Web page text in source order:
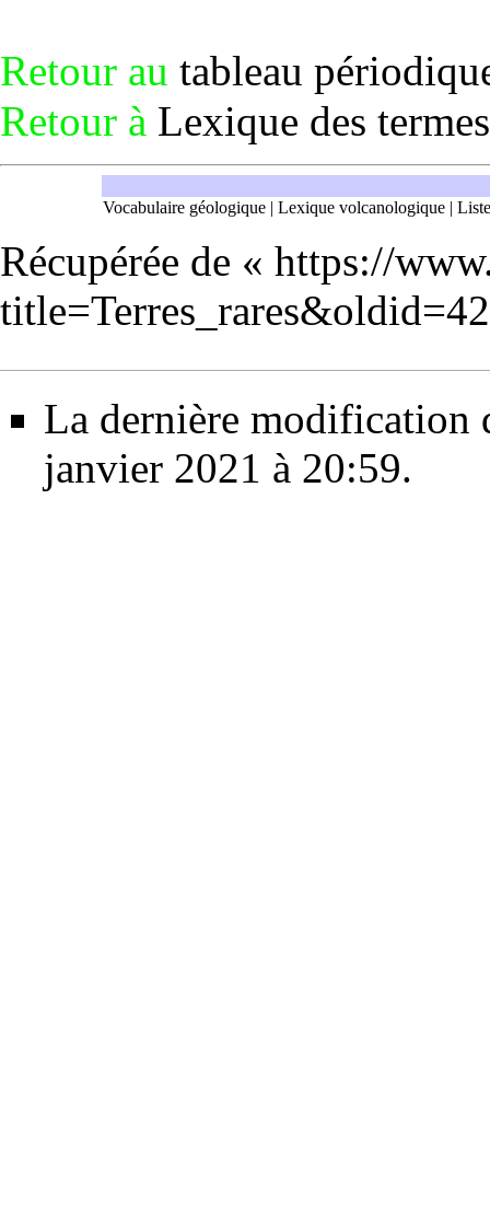
Retour au tableau
Retour à Lexique des
Vocabulaire géologique | Lexique volcanologique |
Récupérée de « https://
La dernière modification
janvier 2021 à 20:59.